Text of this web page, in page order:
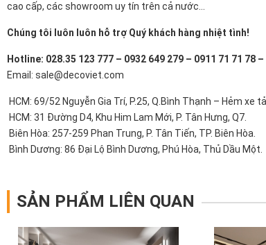
cao cấp, các showroom uy tín trên cả nước…
Chúng tôi luôn luôn hỗ trợ Quý khách hàng nhiệt tình!
Hotline: 028.35 123 777 – 0932 649 279 – 0911 71 71 78
Email: sale@decoviet.com
HCM: 69/52 Nguyễn Gia Trí, P.25, Q.Bình Thạnh – Hẻm xe
HCM: 31 Đường D4, Khu Him Lam Mới, P. Tân Hưng, Q7.
Biên Hòa: 257-259 Phan Trung, P. Tân Tiến, TP. Biên Hòa.
Bình Dương: 86 Đại Lộ Bình Dương, Phú Hòa, Thủ Dầu Một.
SẢN PHẨM LIÊN QUAN